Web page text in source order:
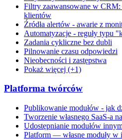
Filtry zaawansowane w CRM:
klientów
Źródła alertów - awarie z
Automatyzacje - reguły typu
Zadania cykliczne bez dubli
Pilnowanie czasu odpowiedzi
Nieobecności i zastępstwa
Pokaż więcej (+1)
Platforma twórców
Publikowanie modułów - jak
Tworzenie własnego SaaS-a
Udostępnianie modułów
Platform — własne moduły w